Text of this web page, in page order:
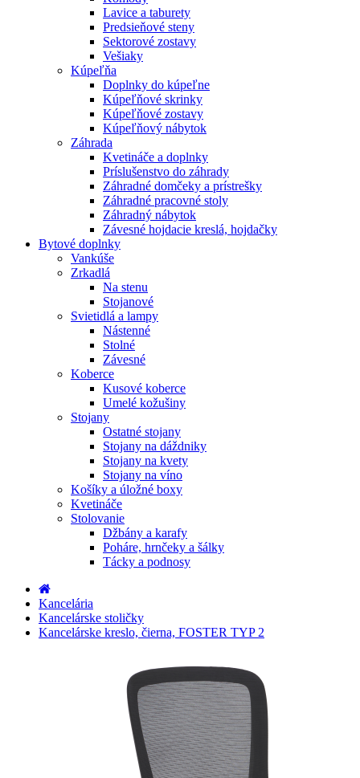
Lavice a taburety
Predsieňové steny
Sektorové zostavy
Vešiaky
Kúpeľňa
Doplnky do kúpeľne
Kúpeľňové skrinky
Kúpeľňové zostavy
Kúpeľňový nábytok
Záhrada
Kvetináče a doplnky
Príslušenstvo do záhrady
Záhradné domčeky a prístrešky
Záhradné pracovné stoly
Záhradný nábytok
Závesné hojdacie kreslá, hojdačky
Bytové doplnky
Vankúše
Zrkadlá
Na stenu
Stojanové
Svietidlá a lampy
Nástenné
Stolné
Závesné
Koberce
Kusové koberce
Umelé kožušiny
Stojany
Ostatné stojany
Stojany na dáždniky
Stojany na kvety
Stojany na víno
Košíky a úložné boxy
Kvetináče
Stolovanie
Džbány a karafy
Poháre, hrnčeky a šálky
Tácky a podnosy
Kancelária
Kancelárske stoličky
Kancelárske kreslo, čierna, FOSTER TYP 2